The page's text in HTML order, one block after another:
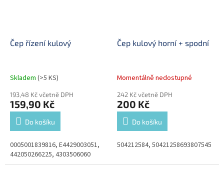
Čep řízení kulový
Skladem (>5 KS)
193,48 Kč včetně DPH
159,90 Kč
Do košíku
0005001839816, E4429003051,
442050266225, 4303506060
Čep kulový horní + spodní
Momentálně nedostupné
242 Kč včetně DPH
200 Kč
Do košíku
504212584, 50421258693807545